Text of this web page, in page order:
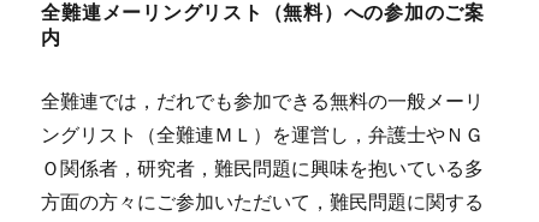
全難連メーリングリスト（無料）への参加のご案
内
全難連では，だれでも参加できる無料の一般メーリ
ングリスト（全難連ＭＬ）を運営し，弁護士やＮＧ
Ｏ関係者，研究者，難民問題に興味を抱いている多
方面の方々にご参加いただいて，難民問題に関する